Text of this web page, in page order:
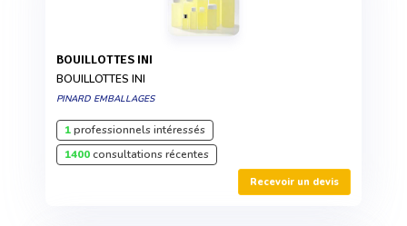
BOUILLOTTES INI
BOUILLOTTES INI
PINARD EMBALLAGES
1professionnels intéressés
1400consultations récentes
Recevoir un devis